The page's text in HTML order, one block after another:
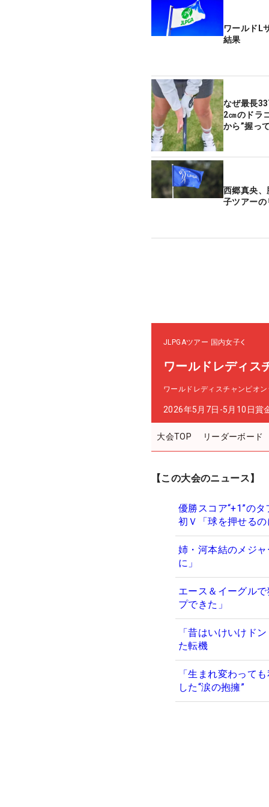
ワールドL
結果
なぜ最長
2㎝のドラ
から”握っ
西郷真央
子ツアーの
JLPGAツアー 国内女子
ワールドレディス
ワールドレディスチャンピオ
2026年5月7日-5月10日賞
大会TOP リーダーボード
【この大会のニュース】
優勝スコア“+1”の
初Ｖ「球を押せる
姉・河本結のメジ
に」
エース＆イーグル
プできた」
「昔はいけいけド
た転機
「生まれ変わって
した“涙の抱擁”